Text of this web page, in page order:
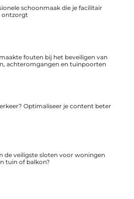
schoonmaak die je facilitair
ontzorgt
fouten bij het beveiligen van
achteromgangen en tuinpoorten
Optimaliseer je content beter
de veiligste sloten voor woningen
tuin of balkon?